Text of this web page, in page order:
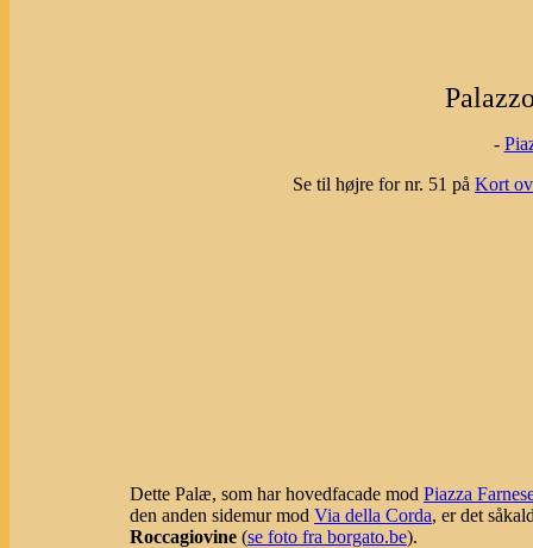
-
Se til højre for nr. 51 på Kort
Dette Palæ, som har hovedfacade mod Piazza
den anden sidemur mod Via della Corda, er det
Roccagiovine (se foto fra borgato.be).